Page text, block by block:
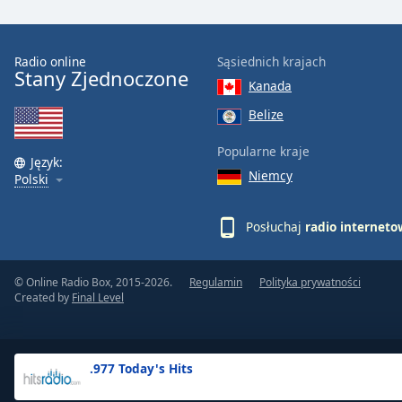
Text
Opacity
Background
.977 Today's Hits
Radio online
Stany Zjednoczone
Język:
Polski
Sąsiednich krajach
Kanada
Belize
Popularne kraje
Niemcy
Posłuchaj radio
© Online Radio Box, 2015-2026.
Created by Final Level
Regulamin Polityka prywatności